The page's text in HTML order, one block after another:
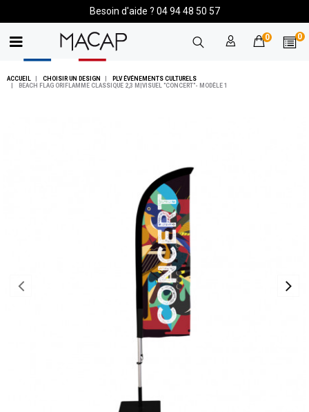
Besoin d'aide ? 04 94 48 50 57
0 0
ACCUEIL CHOISIR UN DESIGN
PLV ÉVÉNEMENTS CULTURELS
BEACH FLAG ORIFLAMME CLASSIQUE 2,3 M|VISUEL "CONCERT"- MODÈLE 1